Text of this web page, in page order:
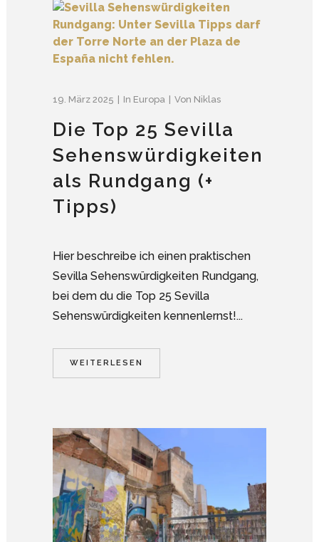
19. März 2025 In Europa Von Niklas
Die Top 25 Sevilla
Sehenswürdigkeiten
als Rundgang (+
Tipps)
Hier beschreibe ich einen praktischen
Sevilla Sehenswürdigkeiten Rundgang,
bei dem du die Top 25 Sevilla
Sehenswürdigkeiten kennenlernst!...
WEITERLESEN